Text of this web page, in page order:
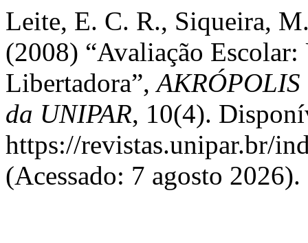
Leite, E. C. R., Siqueira,
(2008) “Avaliação
Libertadora”,AKRÓPOLIS
da UNIPAR, 10(4).
https://revistas.unipar.br/
(Acessado: 7 agosto 2026).